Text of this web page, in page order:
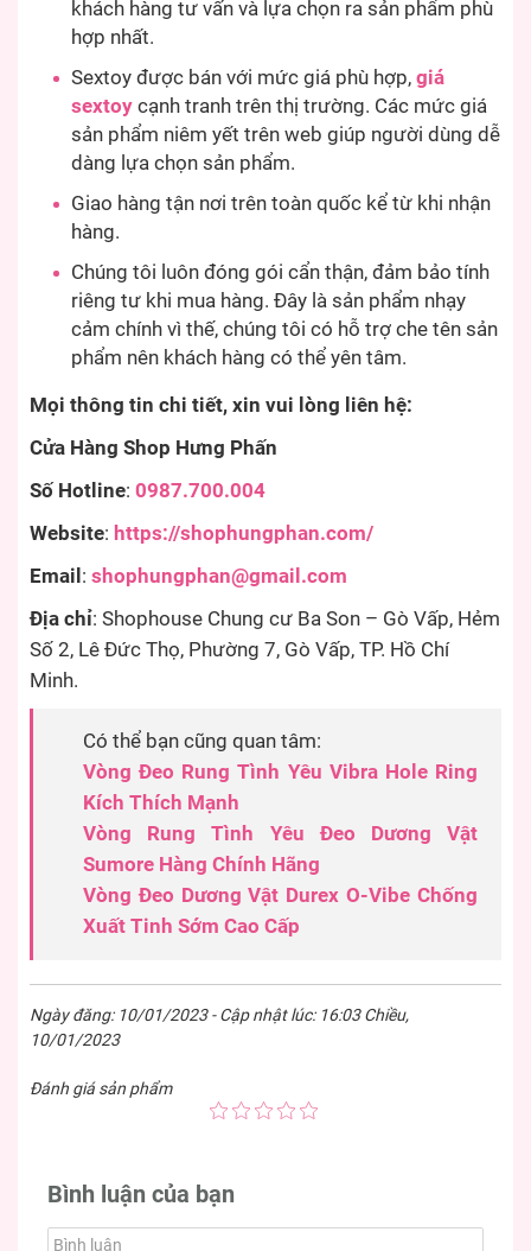
khách hàng tư vấn và lựa chọn ra sản phẩm phù
hợp nhất.
Sextoy được bán với mức giá phù hợp, giá
sextoy cạnh tranh trên thị trường. Các mức giá
sản phẩm niêm yết trên web giúp người dùng dễ
dàng lựa chọn sản phẩm.
Giao hàng tận nơi trên toàn quốc kể từ khi nhận
hàng.
Chúng tôi luôn đóng gói cẩn thận, đảm bảo tính
riêng tư khi mua hàng. Đây là sản phẩm nhạy
cảm chính vì thế, chúng tôi có hỗ trợ che tên sản
phẩm nên khách hàng có thể yên tâm.
Mọi thông tin chi tiết, xin vui lòng liên hệ:
Cửa Hàng Shop Hưng Phấn
Số Hotline: 0987.700.004
Website: https://shophungphan.com/
Email : shophungphan@gmail.com
Địa chỉ: Shophouse Chung cư Ba Son – Gò Vấp, Hẻm
Số 2, Lê Đức Thọ, Phường 7, Gò Vấp, TP. Hồ Chí
Minh.
Có thể bạn cũng quan tâm:
Vòng Đeo Rung Tình Yêu Vibra Hole Ring
Kích Thích Mạnh
Vòng Rung Tình Yêu Đeo Dương Vật
Sumore Hàng Chính Hãng
Vòng Đeo Dương Vật Durex O-Vibe Chống
Xuất Tinh Sớm Cao Cấp
Ngày đăng: 10/01/2023 - Cập nhật lúc: 16:03 Chiều,
10/01/2023
Đánh giá sản phẩm
Bình luận của bạn